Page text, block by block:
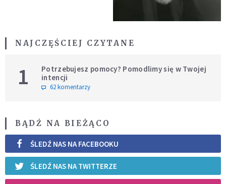
NAJCZĘŚCIEJ CZYTANE
1
Potrzebujesz pomocy? Pomodlimy się w Twojej
intencji
62 komentarzy
BĄDŹ NA BIEŻĄCO
ŚLEDŹ NAS NA FACEBOOKU
ŚLEDŹ NAS NA TWITTERZE